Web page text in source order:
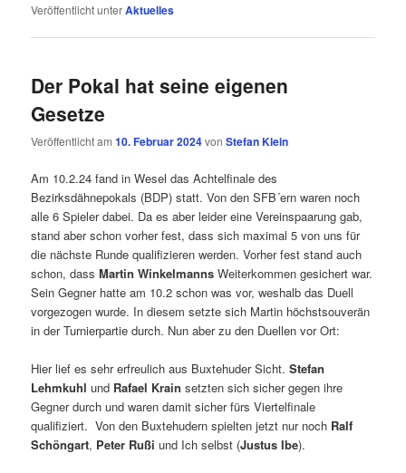
Veröffentlicht unterAktuelles
Der Pokal hat seine eigenen
Gesetze
Veröffentlicht am10. Februar 2024vonStefan Klein
Am 10.2.24 fand in Wesel das Achtelfinale des
Bezirksdähnepokals (BDP) statt. Von den SFB´ern waren noch
alle 6 Spieler dabei. Da es aber leider eine Vereinspaarung gab,
stand aber schon vorher fest, dass sich maximal 5 von uns für
die nächste Runde qualifizieren werden. Vorher fest stand auch
schon, dassMartin Winkelmanns Weiterkommen gesichert war.
Sein Gegner hatte am 10.2 schon was vor, weshalb das Duell
vorgezogen wurde. In diesem setzte sich Martin höchstsouverän
in der Turnierpartie durch. Nun aber zu den Duellen vor Ort:
Hier lief es sehr erfreulich aus Buxtehuder Sicht.Stefan
Lehmkuhl und Rafael Krain setzten sich sicher gegen ihre
Gegner durch und waren damit sicher fürs Viertelfinale
qualifiziert. Von den Buxtehudern spielten jetzt nur noch Ralf
Schöngart, Peter Rußi und Ich selbst (Justus Ibe).